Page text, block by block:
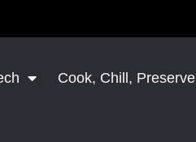
Cook, Chill, Preserve